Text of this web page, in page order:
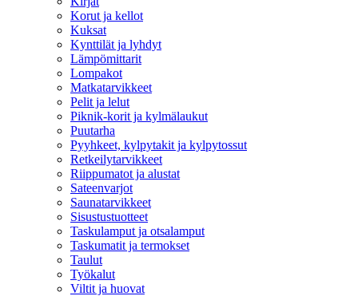
Korut ja kellot
Kuksat
Kynttilät ja lyhdyt
Lämpömittarit
Lompakot
Matkatarvikkeet
Pelit ja lelut
Piknik-korit ja kylmälaukut
Puutarha
Pyyhkeet, kylpytakit ja kylpytossut
Retkeilytarvikkeet
Riippumatot ja alustat
Sateenvarjot
Saunatarvikkeet
Sisustustuotteet
Taskulamput ja otsalamput
Taskumatit ja termokset
Taulut
Työkalut
Viltit ja huovat